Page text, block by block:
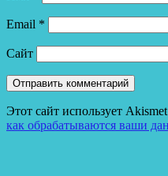
Email *
Сайт
Этот сайт использует
как обрабатываются ваши